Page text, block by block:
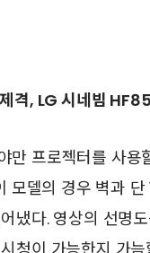
격, LG 시네빔
만 프로젝터를 사
모델의 경우 벽과
냈다. 영상의 선명